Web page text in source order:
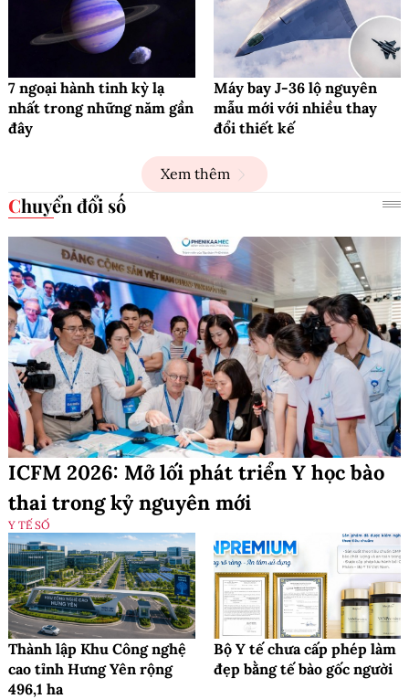
7 ngoại hành tinh kỳ lạ
nhất trong những năm gần
đây
Máy bay J-36 lộ nguyên
mẫu mới với nhiều thay
đổi thiết kế
Xem thêm
Chuyển đổi số
ICFM 2026: Mở lối phát triển Y học bào
thai trong kỷ nguyên mới
Y TẾ SỐ
Thành lập Khu Công nghệ
cao tỉnh Hưng Yên rộng
496,1 ha
Bộ Y tế chưa cấp phép làm
đẹp bằng tế bào gốc người